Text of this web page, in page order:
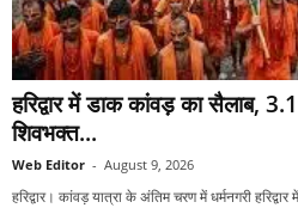
हरिद्वार में डाक कांवड़ का सैलाब,
शिवभक्त...
Web Editor - August 9, 2026
हरिद्वार। कांवड़ यात्रा के अंतिम चरण में धर्मनगरी